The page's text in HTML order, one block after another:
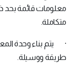
معلومات قائمة بحد
متكاملة.
· يتم بناء وحدة
طريقة ووسيلة.